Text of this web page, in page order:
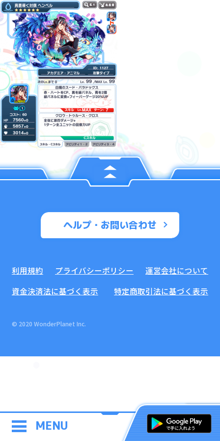
MENU
ヘルプ・お問い合わせ
利用規約 プライバシーポリシー
運営会社について
資金決済法に基づく表示
特定商取引法に基づく表示
© 2020 WonderPlanet Inc.